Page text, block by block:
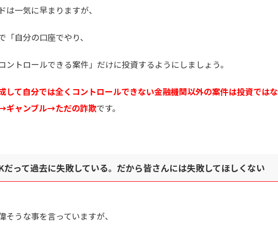
は一気に早まりますが、
「自分の口座でやり、
ントロールできる案件」だけに投資するようにしましょう。
して自分では全くコントロールできない金融機関以外の案件は投資ではな
ギャンブル→ただの詐欺です。
だって過去に失敗している。だから皆さんには失敗してほしくない
そうな事を言っていますが、